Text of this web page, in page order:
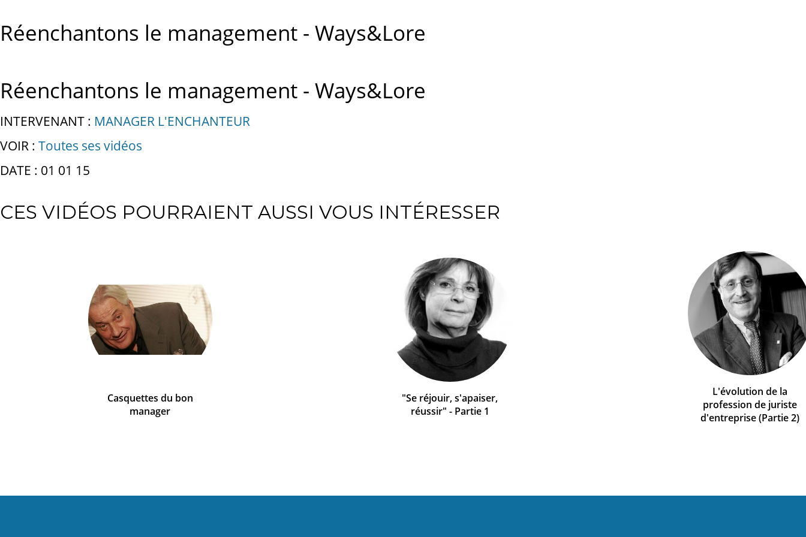
Réenchantons le management - Ways&Lore
Réenchantons le management - Ways&Lore
INTERVENANT : MANAGER L'ENCHANTEUR
VOIR : Toutes ses vidéos
DATE : 01 01 15
CES VIDÉOS POURRAIENT AUSSI VOUS INTÉRESSER
Casquettes du bon
manager
"Se réjouir, s'apaiser,
réussir" - Partie 1
L'évolution de la
profession de juriste
d'entreprise (Partie 2)